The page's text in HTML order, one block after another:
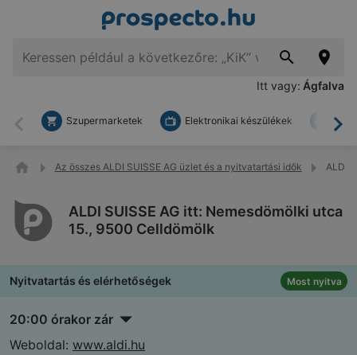
Itt vagy: Ágfalva
Vissza
Szupermarketek Elektronikai készülékek
Az összes ALDI SUISSE AG üzlet és a nyitvatartási idők ALDI
ALDI SUISSE AG itt: Nemesdömölki utca
15., 9500 Celldömölk
Nyitvatartás és elérhetőségek Most nyitva
20:00 órakor zár
Weboldal: www.aldi.hu